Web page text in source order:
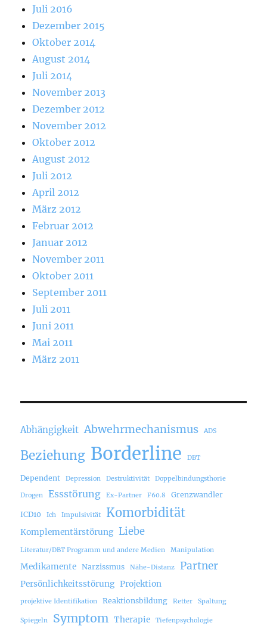
Juli 2016
Dezember 2015
Oktober 2014
August 2014
Juli 2014
November 2013
Dezember 2012
November 2012
Oktober 2012
August 2012
Juli 2012
April 2012
März 2012
Februar 2012
Januar 2012
November 2011
Oktober 2011
September 2011
Juli 2011
Juni 2011
Mai 2011
März 2011
Abhängigkeit Abwehrmechanismus ADS
Beziehung Borderline DBT
Dependent Depression Destruktivität Doppelbindungsthorie
Drogen Essstörung Ex-Partner F60.8 Grenzwandler
ICD10 Ich Impulsivität Komorbidität
Komplementärstörung Liebe
Literatur/DBT Programm und andere Medien Manipulation
Medikamente Narzissmus Nähe-Distanz Partner
Persönlichkeitsstörung Projektion
projektive Identifikation Reaktionsbildung Retter Spaltung
Spiegeln Symptom Therapie Tiefenpsychologie